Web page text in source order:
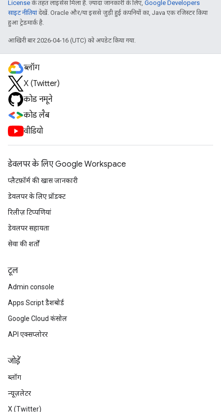
License के तहत लाइसेंस मिला है. ज़्यादा जानकारी के लिए, Google Developers
साइट नीतियांदेखें. Oracle और/या इससे जुड़ी हुई कंपनियों का, Java एक रजिस्टर किया
हुआ ट्रेडमार्क है.
आखिरी बार 2026-04-16 (UTC) को अपडेट किया गया.
ब्लॉग
X (Twitter)
कोड नमूने
कोड लैब
वीडियो
डेवलपर के लिए Google Workspace
प्लैटफ़ॉर्म की खास जानकारी
डेवलपर के लिए प्रॉडक्ट
रिलीज़ टिप्पणियां
डेवलपर सहायता
सेवा की शर्तों
टूल
Admin console
Apps Script डैशबोर्ड
Google Cloud कंसोल
API एक्सप्लोरर
जोड़ें
ब्लॉग
न्यूज़लेटर
X (Twitter)